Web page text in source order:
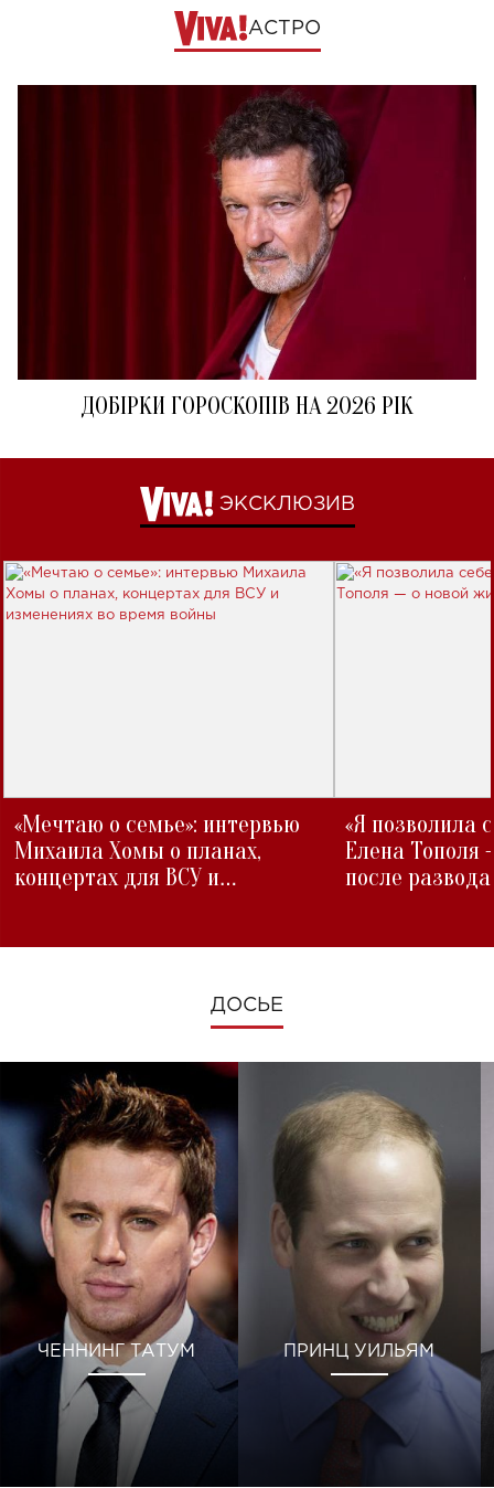
АСТРО
ДОБІРКИ ГОРОСКОПІВ НА 2026 РІК
ЭКСКЛЮЗИВ
«Мечтаю о семье»: интервью
Михаила Хомы о планах,
концертах для ВСУ и
«Я позволила
Елена Тополя
после развода
ДОСЬЕ
ЧЕННИНГ ТАТУМ ПРИНЦ УИЛЬЯМ